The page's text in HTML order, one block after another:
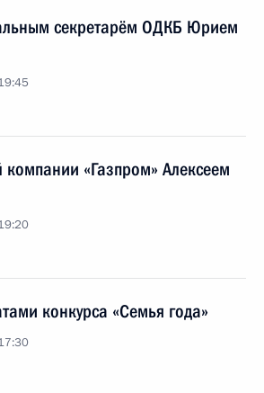
секретарём ОДКБ Юрием
компании «Газпром» Алексеем
конкурса «Семья года»